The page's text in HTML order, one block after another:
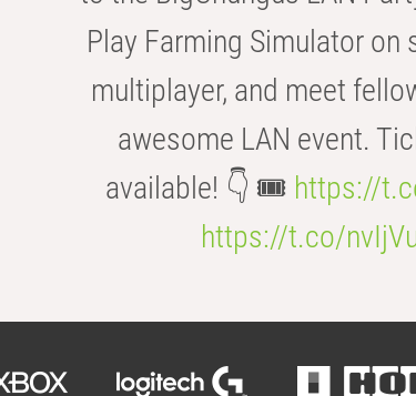
Play Farming Simulator on
multiplayer, and meet
awesome LAN event.
available! 👇 🎟️ https://
https://t.co/